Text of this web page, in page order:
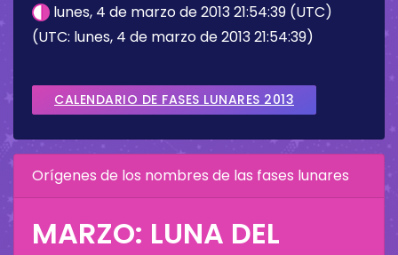
lunes, 4 de marzo de 2013 21:54:39 (UTC)
(UTC: lunes, 4 de marzo de 2013 21:54:39)
CALENDARIO DE FASES LUNARES 2013
Orígenes de los nombres de las fases lunares
MARZO: LUNA DEL